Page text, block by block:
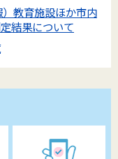
）教育施設ほか市内
結果について